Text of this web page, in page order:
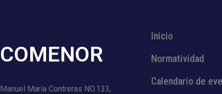
COMENOR
Manuel María Contreras NO.133,
Inicio
Normatividad
Calendario de